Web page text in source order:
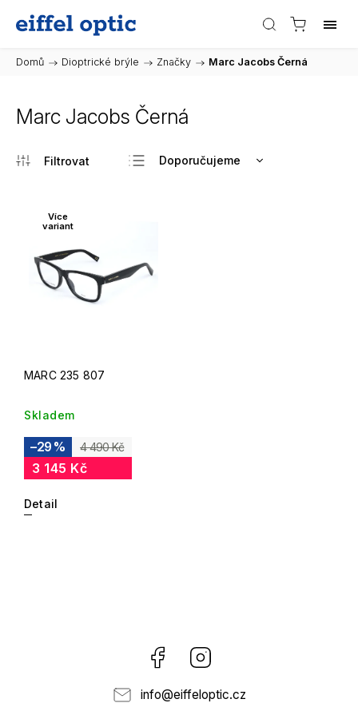
Domů / Dioptrické brýle / Značky / Marc Jacobs Černá
Marc Jacobs Černá
Doporučujeme
Více
variant
MARC 235 807
Skladem
4 490 Kč
–29 %
3 145 Kč
Detail
Facebook
info@eiffeloptic.cz